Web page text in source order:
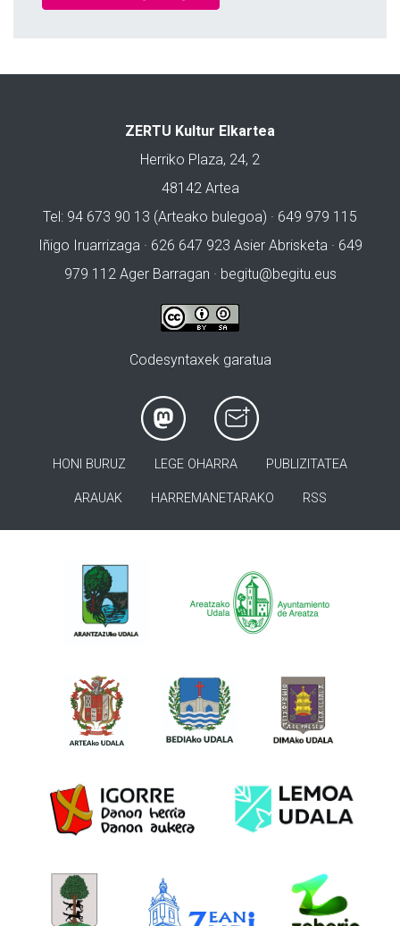
ZERTU Kultur Elkartea
Herriko Plaza, 24, 2
48142 Artea
Tel: 94 673 90 13 (Arteako bulegoa) · 649 979 115
Iñigo Iruarrizaga · 626 647 923 Asier Abrisketa · 649
979 112 Ager Barragan · begitu@begitu.eus
Codesyntaxek garatua
HONI BURUZ LEGE OHARRA PUBLIZITATEA
ARAUAK HARREMANETARAKO RSS